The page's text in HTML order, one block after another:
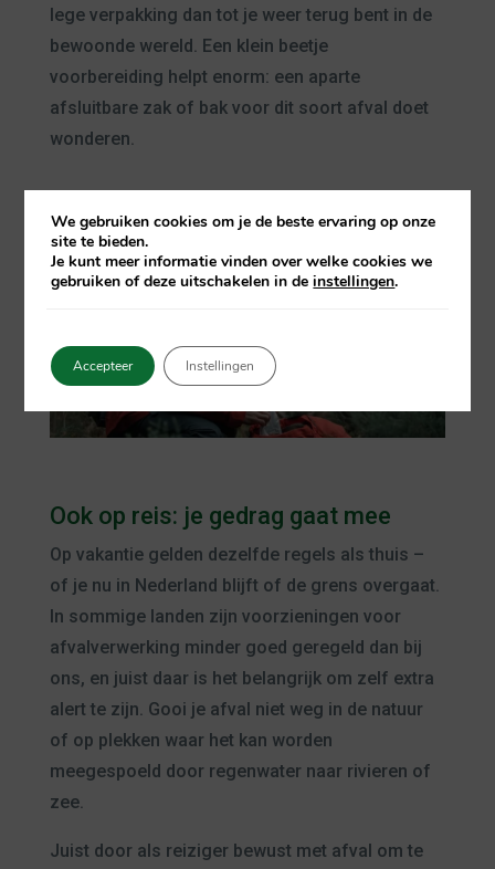
lege verpakking dan tot je weer terug bent in de
bewoonde wereld. Een klein beetje
voorbereiding helpt enorm: een aparte
afsluitbare zak of bak voor dit soort afval doet
wonderen.
Ook op reis: je gedrag gaat mee
Op vakantie gelden dezelfde regels als thuis –
of je nu in Nederland blijft of de grens overgaat.
In sommige landen zijn voorzieningen voor
afvalverwerking minder goed geregeld dan bij
ons, en juist daar is het belangrijk om zelf extra
alert te zijn. Gooi je afval niet weg in de natuur
of op plekken waar het kan worden
meegespoeld door regenwater naar rivieren of
zee.
Juist door als reiziger bewust met afval om te
We gebruiken cookies om je de beste ervaring op onze
site te bieden.
Je kunt meer informatie vinden over welke cookies we
gebruiken of deze uitschakelen in deinstellingen.
Accepteer Instellingen